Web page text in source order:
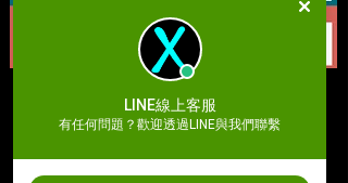
完整學習地圖（請按此）
LINE線上客服
有任何問題？歡迎透過LINE與我們聯繫